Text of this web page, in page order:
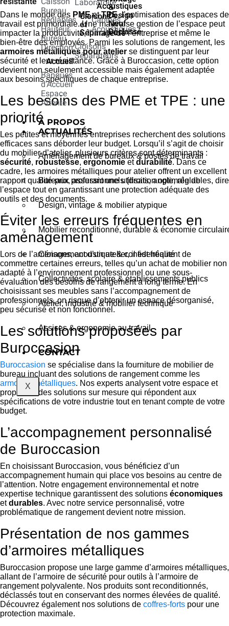
Bureau
Réglables
Hauteur
Bureau
Direction
Accueil
Banques
d'Accueil
Espace
Attente
Laboratoire
Cloisons
et
Séparateurs
Cloisons
Séparateurs
Acoustiques
Cabines
Acoustiques
&
Design
Neuf
Déclassé
À PROPOS
ACTUALITÉS
Aménagement de bureaux & postes de travail
Bureaux professionnels (droits, angle, réglables,
Design, vintage & mobilier atypique
Mobilier reconditionné, durable & économie
Cloisons, acoustique & confidentialité
Collectivités, scolaire & établissements publics
Atelier, industrie & mobilier technique
Assises & ergonomie au travail
CONTACT
X
Dans le monde des PMEetTPE, l’optimisation des espaces de
travail est primordiale. Une mauvaise gestion de l’espace peut
impacter la productivité, l’image de l’entreprise et même le
bien-être des employés. Parmi les solutions de rangement, les
armoires métalliques pour atelier se distinguent par leur
sécurité et leur résistance. Grâce à Buroccasion, cette option
devient non seulement accessible mais également adaptée
aux besoins spécifiques de chaque entreprise.
Les besoins des PME et TPE : une
priorité
Les petites et moyennes entreprises recherchent des solutions
efficaces sans déborder leur budget. Lorsqu’il s’agit de choisir
du mobilier d’atelier, plusieurs critères sont déterminants :
sécurité, robustesse, ergonomie etdurabilité. Dans ce
cadre, les armoires métalliques pour atelier offrent un excellent
rapport qualité-prix, assurant une utilisation optimale de
l’espace tout en garantissant une protection adéquate des
outils et des documents.
Éviter les erreurs fréquentes en
aménagement
Lors de l’aménagement d’un atelier, il est fréquent de
commettre certaines erreurs, telles qu’un achat de mobilier non
adapté à l’environnement professionnel ou une sous-
évaluation des besoins de rangement à long terme. En
choisissant ses meubles sans l’accompagnement de
professionnels, on risque d’obtenir un espace désorganisé,
peu sécurisé et non fonctionnel.
Les solutions proposées par
Buroccasion
Buroccasion se spécialise dans la fourniture de mobilier de
bureau incluant des solutions de rangement comme les
armoires métalliques. Nos experts analysent votre espace et
proposent des solutions sur mesure qui répondent aux
spécifications de votre industrie tout en tenant compte de votre
budget.
L’accompagnement personnalisé
de Buroccasion
En choisissant Buroccasion, vous bénéficiez d’un
accompagnement humain qui place vos besoins au centre de
l’attention. Notre engagement environnemental et notre
expertise technique garantissent des solutions économiques
etdurables. Avec notre service personnalisé, votre
problématique de rangement devient notre mission.
Présentation de nos gammes
d’armoires métalliques
Buroccasion propose une large gamme d’armoires métalliques,
allant de l’armoire de sécurité pour outils à l’armoire de
rangement polyvalente. Nos produits sont reconditionnés,
déclassés tout en conservant des normes élevées de qualité.
Découvrez également nos solutions de coffres-forts pour une
protection maximale.